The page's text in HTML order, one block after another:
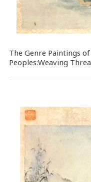
The Genre Paintings
Peoples:Weaving